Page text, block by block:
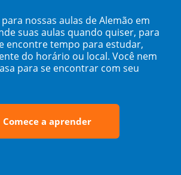
nossas aulas de Alemão em
suas aulas quando quiser, para
encontre tempo para estudar,
do horário ou local. Você nem
para se encontrar com seu
Comece a aprender